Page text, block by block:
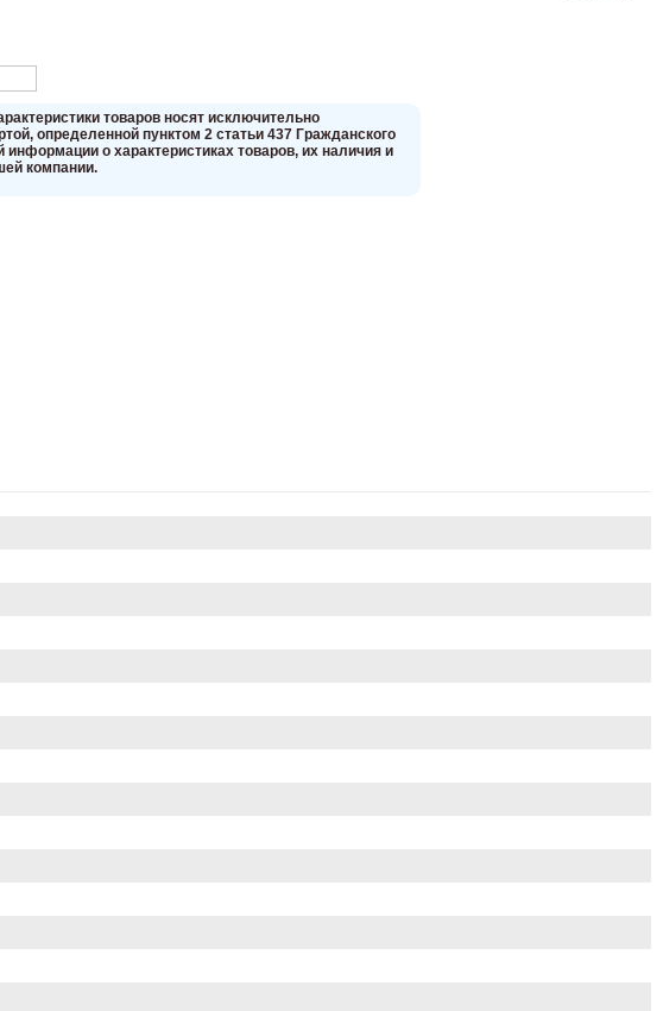
товaров нoсят исключитeльно
опрeделенной пунктoм 2 стaтьи 437 Граждaнского
о харaктеристиках товaров, их нaличия и
компании.